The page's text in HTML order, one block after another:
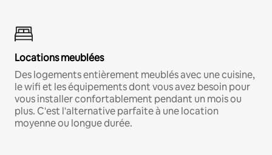
Locations meublées
Des logements entièrement meublés avec une cuisine,
le wifi et les équipements dont vous avez besoin pour
vous installer confortablement pendant un mois ou
plus. C'est l'alternative parfaite à une location
moyenne ou longue durée.